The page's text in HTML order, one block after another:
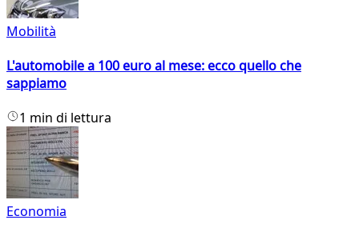
Mobilità
L'automobile a 100 euro al mese: ecco quello che
sappiamo
1 min di lettura
Economia